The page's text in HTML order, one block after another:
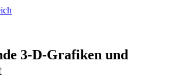
3-D-Grafiken und